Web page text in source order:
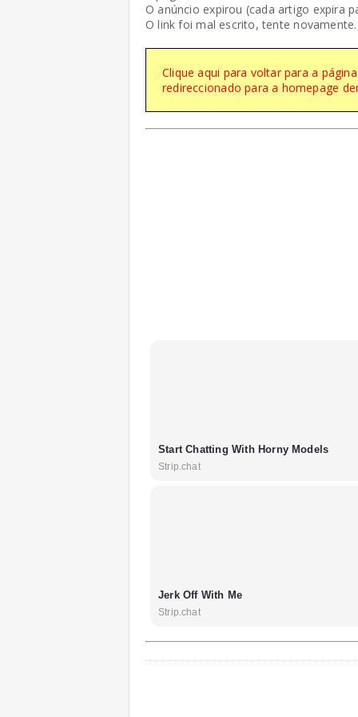
O anúncio expirou (cada artigo expira
O link foi mal escrito, tente novamente.
Clique aqui para voltar para a
redireccionado para a homepage
Start Chatting With Horny Models
Strip.chat
Jerk Off With Me
Strip.chat